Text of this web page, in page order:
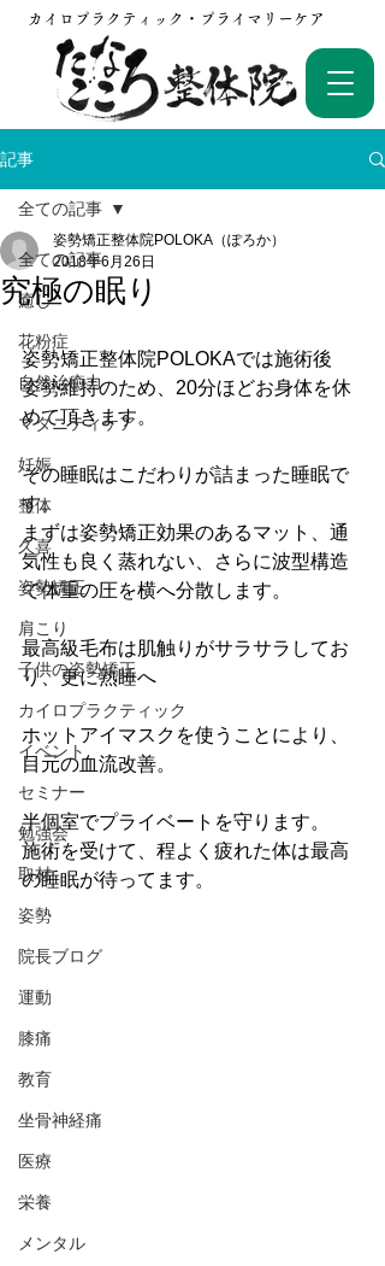
カイロプラクティック・プライマリーケア
記事
全ての記事
癒し
花粉症
自然治癒力
マタニティケア
妊娠
整体
久喜
姿勢矯正
肩こり
子供の姿勢矯正
カイロプラクティック
イベント
セミナー
勉強会
取材
姿勢
院長ブログ
運動
膝痛
教育
坐骨神経痛
医療
栄養
メンタル
全ての記事
究極の眠り
姿勢矯正整体院POLOKA（ぽろか）
2018年6月26日
姿勢矯正整体院POLOKAでは施術後
姿勢維持のため、20分ほどお身体を休
めて頂きます。
その睡眠はこだわりが詰まった睡眠で
す。
まずは姿勢矯正効果のあるマット、通
気性も良く蒸れない、さらに波型構造
で体重の圧を横へ分散します。
最高級毛布は肌触りがサラサラしてお
り、更に熟睡へ
ホットアイマスクを使うことにより、
目元の血流改善。
半個室でプライベートを守ります。
施術を受けて、程よく疲れた体は最高
の睡眠が待ってます。